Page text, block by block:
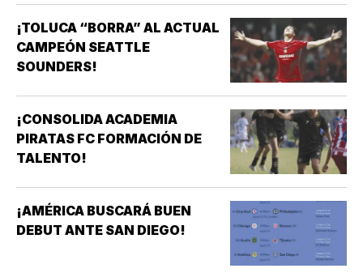
¡TOLUCA “BORRA” AL ACTUAL
CAMPEÓN SEATTLE
SOUNDERS!
¡CONSOLIDA ACADEMIA
PIRATAS FC FORMACIÓN DE
TALENTO!
¡AMÉRICA BUSCARÁ BUEN
DEBUT ANTE SAN DIEGO!